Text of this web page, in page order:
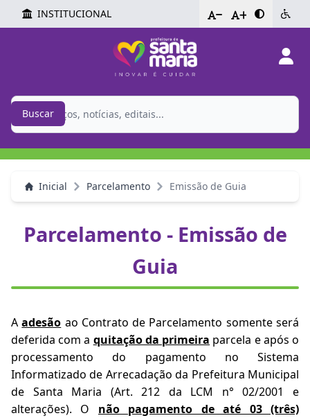
INSTITUCIONAL - +
Buscar
Inicial Parcelamento Emissão de Guia
Parcelamento - Emissão de
Guia
Aadesão ao Contrato de Parcelamento somente será
deferida com a quitação da primeira parcela e após o
processamento do pagamento no Sistema
Informatizado de Arrecadação da Prefeitura Municipal
de Santa Maria (Art. 212 da LCM n° 02/2001 e
alterações). O não pagamento de até 03 (três)